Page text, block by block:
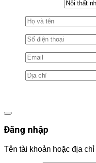
Đăng nhập
Tên tài khoản hoặc địa chỉ